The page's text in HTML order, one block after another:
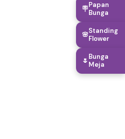
🪧Papan
Bunga
🌸Standing
Flower
🌷Bunga
Meja